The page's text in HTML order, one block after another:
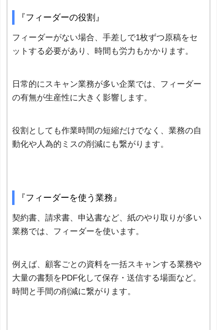
『フィーダーの役割』
フィーダーがない場合、手差しで1枚ずつ原稿をセ
ットする必要があり、時間も労力もかかります。
日常的にスキャン業務が多い企業では、フィーダー
の有無が生産性に大きく影響します。
役割としても作業時間の短縮だけでなく、業務の自
動化や人為的ミスの削減にも繋がります。
『フィーダーを使う業務』
契約書、請求書、申込書など、紙のやり取りが多い
業務では、フィーダーを使います。
例えば、顧客ごとの資料を一括スキャンする業務や
大量の書類をPDF化して保存・送信する場面など。
時間と手間の削減に繋がります。